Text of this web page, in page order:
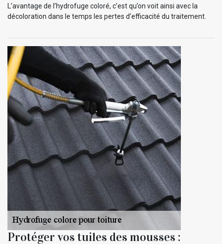
L’avantage de l’hydrofuge coloré, c’est qu’on voit ainsi avec la
décoloration dans le temps les pertes d’efficacité du traitement.
Protéger vos tuiles des mousses :